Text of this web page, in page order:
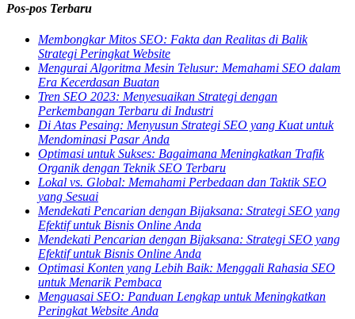
Pos-pos Terbaru
Membongkar Mitos SEO: Fakta dan Realitas di Balik
Strategi Peringkat Website
Mengurai Algoritma Mesin Telusur: Memahami SEO dalam
Era Kecerdasan Buatan
Tren SEO 2023: Menyesuaikan Strategi dengan
Perkembangan Terbaru di Industri
Di Atas Pesaing: Menyusun Strategi SEO yang Kuat untuk
Mendominasi Pasar Anda
Optimasi untuk Sukses: Bagaimana Meningkatkan Trafik
Organik dengan Teknik SEO Terbaru
Lokal vs. Global: Memahami Perbedaan dan Taktik SEO
yang Sesuai
Mendekati Pencarian dengan Bijaksana: Strategi SEO yang
Efektif untuk Bisnis Online Anda
Mendekati Pencarian dengan Bijaksana: Strategi SEO yang
Efektif untuk Bisnis Online Anda
Optimasi Konten yang Lebih Baik: Menggali Rahasia SEO
untuk Menarik Pembaca
Menguasai SEO: Panduan Lengkap untuk Meningkatkan
Peringkat Website Anda